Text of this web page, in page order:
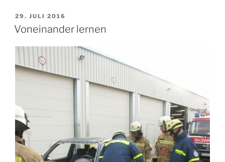
VERÖFFENTLICHT
AM
29. JULI 2016
Voneinander lernen